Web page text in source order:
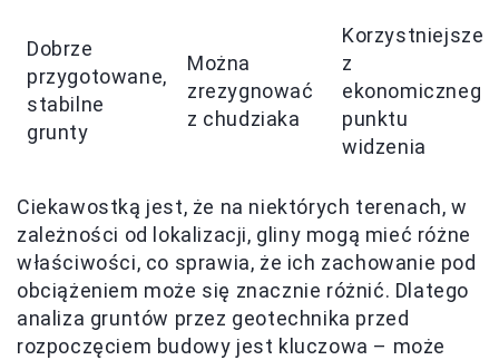
Dobrze
przygotowane,
stabilne
grunty
Można
zrezygnować
z chudziaka
Korzystniejsze
z
ekonomicznego
punktu
widzenia
Ciekawostką jest, że na niektórych terenach, w
zależności od lokalizacji, gliny mogą mieć różne
właściwości, co sprawia, że ich zachowanie pod
obciążeniem może się znacznie różnić. Dlatego
analiza gruntów przez geotechnika przed
rozpoczęciem budowy jest kluczowa – może